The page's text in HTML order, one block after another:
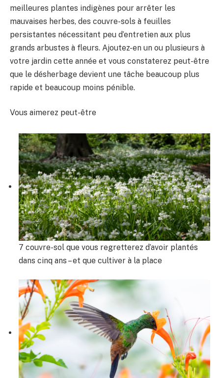
meilleures plantes indigènes pour arrêter les
mauvaises herbes, des couvre-sols à feuilles
persistantes nécessitant peu d’entretien aux plus
grands arbustes à fleurs. Ajoutez-en un ou plusieurs à
votre jardin cette année et vous constaterez peut-être
que le désherbage devient une tâche beaucoup plus
rapide et beaucoup moins pénible.
Vous aimerez peut-être
7 couvre-sol que vous regretterez d’avoir plantés
dans cinq ans – et que cultiver à la place